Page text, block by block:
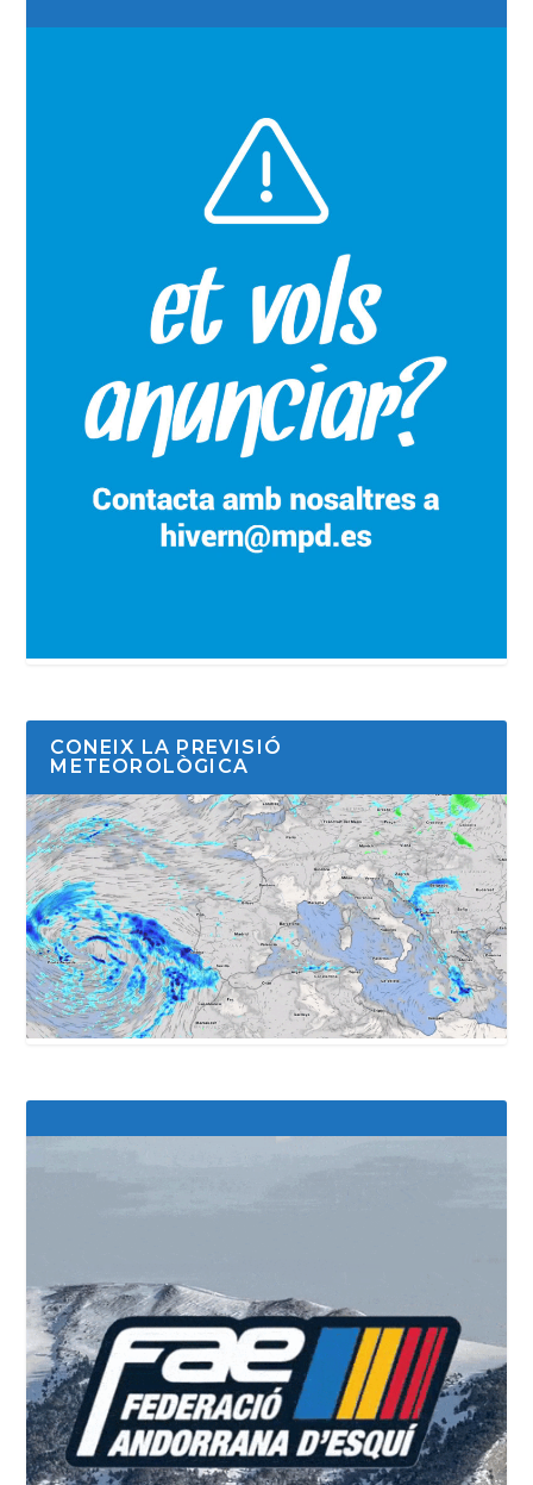
CONEIX LA PREVISIÓ
METEOROLÒGICA